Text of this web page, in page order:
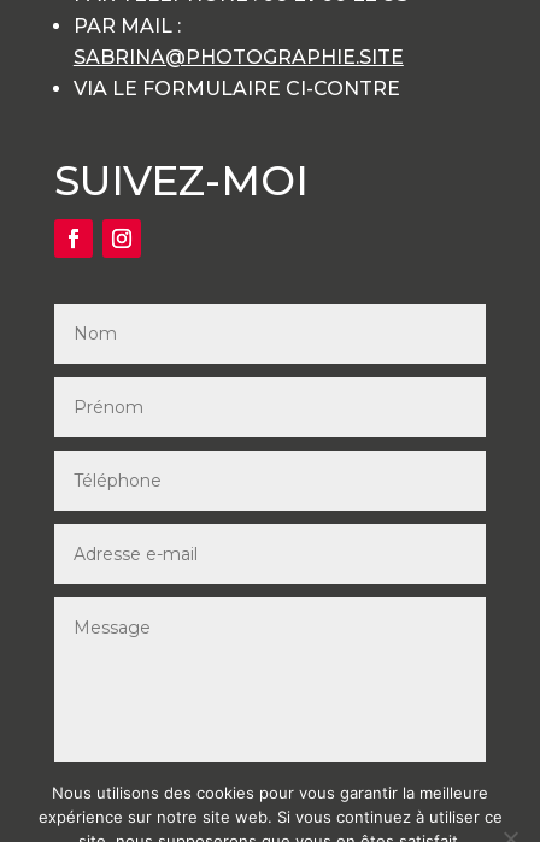
PAR MAIL :
SABRINA@PHOTOGRAPHIE.SITE
VIA LE FORMULAIRE CI-CONTRE
SUIVEZ-MOI
ENVOYER
Nous utilisons des cookies pour vous garantir la meilleure
expérience sur notre site web. Si vous continuez à utiliser ce